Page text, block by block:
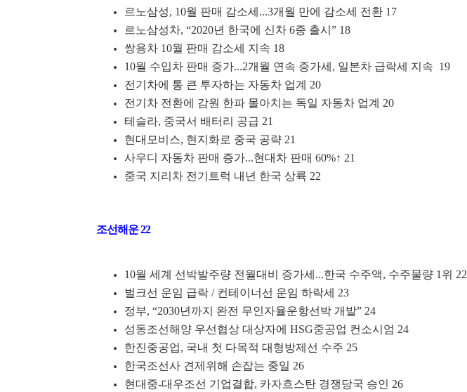
르노삼성, 10월 판매 감소세...3개월 만에 감소세 전환 17
르노삼성차, “2020년 한국에 신차 6종 출시” 18
쌍용차 10월 판매 감소세 지속 18
10월 수입차 판매 증가...2개월 연속 증가세, 일본차 급락세 지속 19
전기차에 통 큰 투자하는 자동차 업계 20
전기차 전환에 감원 한파 몰아치는 독일 자동차 업계 20
테슬라, 중국서 배터리 공급 21
현대모비스, 현지화로 중국 공략 21
사우디 자동차 판매 증가...현대차 판매 60%↑ 21
중국 지리차 전기트럭 내년 한국 상륙 22
조선해운 22
10월 세계 선박발주량 전월대비 증가세...한국 수주액, 수주물량 1위 22
벌크선 운임 급락 / 컨테이너선 운임 하락세 23
정부, “2030년까지 완전 무인자율운항선박 개발” 24
성동조선해양 우선협상 대상자에 HSG중공업 컨소시엄 24
한진중공업, 국내 첫 다목적 대형방제선 수주 25
한국조선사 견제위해 손잡는 중일 26
현대중-대우조선 기업결합, 카자흐스탄 경쟁당국 승인 26